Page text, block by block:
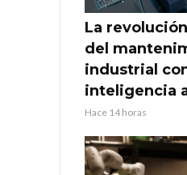
La
del
industrial
inteligencia
Hace 14 horas